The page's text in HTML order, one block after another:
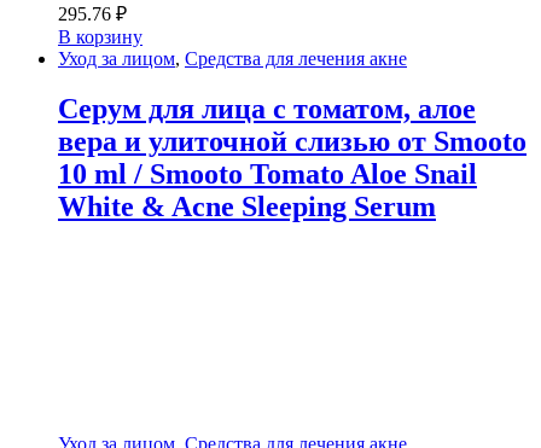
295.76 ₽
В корзину
Уход за лицом, Средства для лечения акне
Серум для лица с томатом, алое
вера и улиточной слизью от Smooto
10 ml / Smooto Tomato Aloe Snail
White & Acne Sleeping Serum